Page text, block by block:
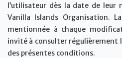
l’utilisateur dès la date de leur
Vanilla Islands Organisation.
mentionnée à chaque
invité à consulter régulièrement
des présentes conditions.